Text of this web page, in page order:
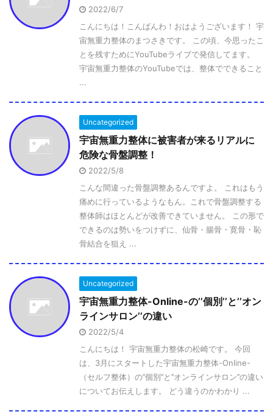
2022/6/7
こんにちは！こんばんわ！おはようございます！ 宇
宙無重力整体のまつさきです。 この頃、今思ったこ
とを残すためにYouTubeライブで発信してます。
宇宙無重力整体のYouTubeでは、整体でできること
...
Uncategorized
宇宙無重力整体に被害者が来るリアルに
危険な骨盤調整！
2022/5/8
こんな間違った骨盤調整あるんですよ。 これはもう
痛めに行っているようなもん。これで骨盤調整する
整体師はほとんどが改善できていません。 この形で
できるのは勢いをつけずに、仙骨・腸骨・寛骨・恥
骨結合を狙え ...
Uncategorized
宇宙無重力整体-Online-の’’個別’’と’’オン
ラインサロン’’の違い
2022/5/4
こんにちは！ 宇宙無重力整体の松崎です。 今回
は、3月にスタートした宇宙無重力整体-Online-
（セルフ整体）の’’個別’’と’’オンラインサロン’’の違い
についてお伝えします。 どう違うのかわかり ...